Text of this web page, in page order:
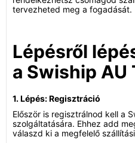
tervezheted meg a fogadását.
Lépésről
a Swiship AU
1. Lépés: Regisztráció
Először is regisztrálnod kell a
szolgáltatására. Ehhez add
válaszd ki a megfelelő